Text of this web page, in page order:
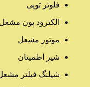
فلوتر توپی
الکترود یون مشعل
موتور مشعل
شیر اطمینان
شیلنگ فیلتر